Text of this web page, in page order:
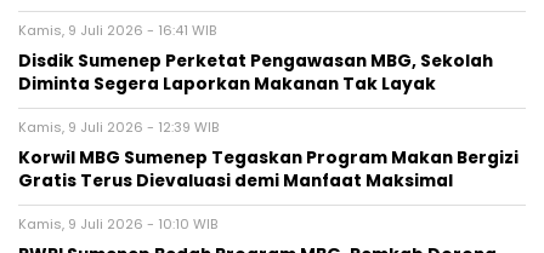
Kamis, 9 Juli 2026 - 16:41 WIB
Disdik Sumenep Perketat Pengawasan MBG, Sekolah
Diminta Segera Laporkan Makanan Tak Layak
Kamis, 9 Juli 2026 - 12:39 WIB
Korwil MBG Sumenep Tegaskan Program Makan Bergizi
Gratis Terus Dievaluasi demi Manfaat Maksimal
Kamis, 9 Juli 2026 - 10:10 WIB